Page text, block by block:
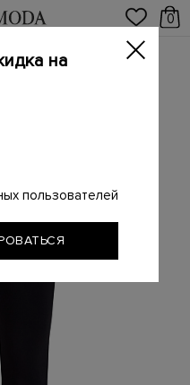
0
/ Женские брюки
поясом и эмблемой Oval
на
пользователей